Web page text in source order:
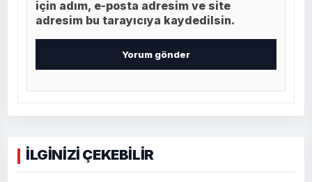
için adım, e-posta adresim ve site
adresim bu tarayıcıya kaydedilsin.
İLGİNİZİ ÇEKEBİLİR